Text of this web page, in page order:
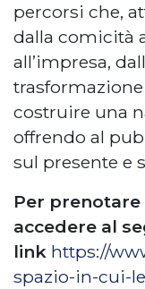
percorsi che,
dalla comicità
all’impresa,
costruire una
offrendo al
sul presente e
Per
accedere al
link https://
spazio-in-cui-